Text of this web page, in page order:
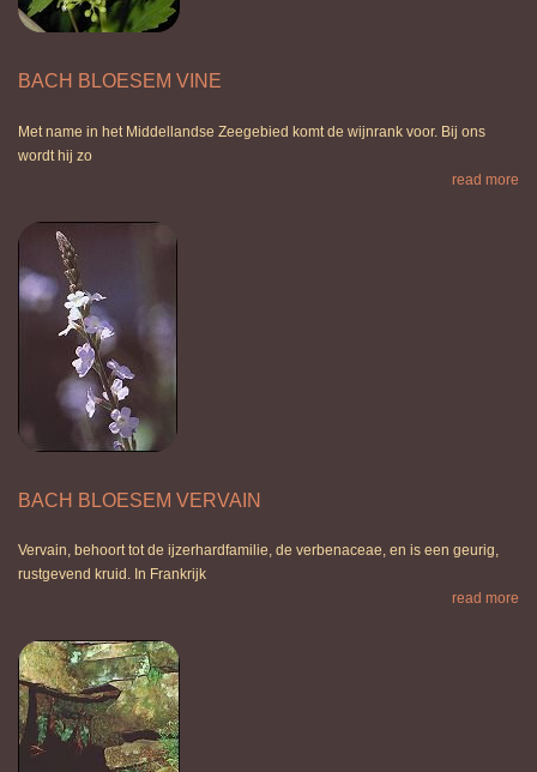
BACH BLOESEM VINE
Met name in het Middellandse Zeegebied komt de wijnrank voor. Bij ons
wordt hij zo
read more
BACH BLOESEM VERVAIN
Vervain, behoort tot de ijzerhardfamilie, de verbenaceae, en is een geurig,
rustgevend kruid. In Frankrijk
read more